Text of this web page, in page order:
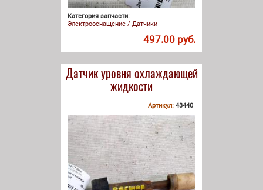
Категория запчасти:
Электрооснащение / Датчики
497.00 руб.
Датчик уровня охлаждающей
жидкости
Артикул: 43440